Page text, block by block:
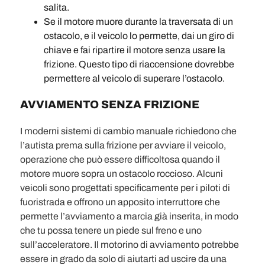
salita.
Se il motore muore durante la traversata di un
ostacolo, e il veicolo lo permette, dai un giro di
chiave e fai ripartire il motore senza usare la
frizione. Questo tipo di riaccensione dovrebbe
permettere al veicolo di superare l’ostacolo.
AVVIAMENTO SENZA FRIZIONE
I moderni sistemi di cambio manuale richiedono che
l’autista prema sulla frizione per avviare il veicolo,
operazione che può essere difficoltosa quando il
motore muore sopra un ostacolo roccioso. Alcuni
veicoli sono progettati specificamente per i piloti di
fuoristrada e offrono un apposito interruttore che
permette l’avviamento a marcia già inserita, in modo
che tu possa tenere un piede sul freno e uno
sull’acceleratore. Il motorino di avviamento potrebbe
essere in grado da solo di aiutarti ad uscire da una